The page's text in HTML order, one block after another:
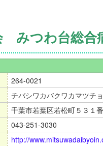
みつわ台総合
264-0021
チバシワカバクワカマツチ
千葉市若葉区若松町５３１
043-251-3030
http://